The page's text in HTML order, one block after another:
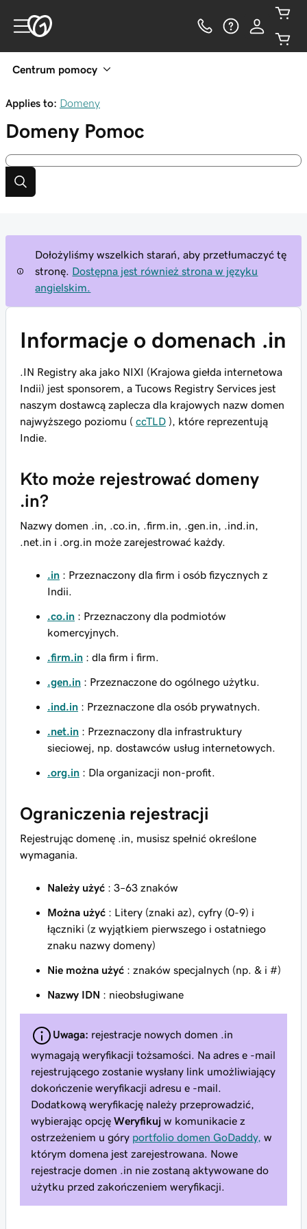
Centrum pomocy
Applies to: Domeny
Domeny Pomoc
Dołożyliśmy wszelkich starań, aby przetłumaczyć tę
stronę.
Dostępna jest również strona w języku
angielskim.
Informacje o domenach .in
.IN Registry aka jako NIXI (Krajowa giełda internetowa
Indii) jest sponsorem, a Tucows Registry Services jest
naszym dostawcą zaplecza dla krajowych nazw domen
najwyższego poziomu ( ccTLD ), które reprezentują
Indie.
Kto może rejestrować domeny
.in?
Nazwy domen .in, .co.in, .firm.in, .gen.in, .ind.in,
.net.in i .org.in może zarejestrować każdy.
.in : Przeznaczony dla firm i osób fizycznych z
Indii.
.co.in : Przeznaczony dla podmiotów
komercyjnych.
.firm.in : dla firm i firm.
.gen.in : Przeznaczone do ogólnego użytku.
.ind.in : Przeznaczone dla osób prywatnych.
.net.in : Przeznaczony dla infrastruktury
sieciowej, np. dostawców usług internetowych.
.org.in : Dla organizacji non-profit.
Ograniczenia rejestracji
Rejestrując domenę .in, musisz spełnić określone
wymagania.
Należy użyć : 3–63 znaków
Można użyć : Litery (znaki az), cyfry (0-9) i
łączniki (z wyjątkiem pierwszego i ostatniego
znaku nazwy domeny)
Nie można użyć : znaków specjalnych (np. & i #)
Nazwy IDN : nieobsługiwane
Uwaga: rejestracje nowych domen .in
wymagają weryfikacji tożsamości. Na adres e -mail
rejestrującego zostanie wysłany link umożliwiający
dokończenie weryfikacji adresu e -mail.
Dodatkową weryfikację należy przeprowadzić,
wybierając opcję Weryfikuj w komunikacie z
ostrzeżeniem u góry portfolio domen GoDaddy, w
którym domena jest zarejestrowana. Nowe
rejestracje domen .in nie zostaną aktywowane do
użytku przed zakończeniem weryfikacji.